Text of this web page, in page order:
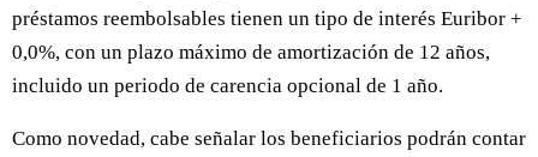
préstamos reembolsables tienen un tipo de interés Euribor +
0,0%, con un plazo máximo de amortización de 12 años,
incluido un periodo de carencia opcional de 1 año.
Como novedad, cabe señalar los beneficiarios podrán contar